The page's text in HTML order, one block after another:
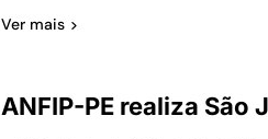
Ver mais
ANFIP-PE realiza São